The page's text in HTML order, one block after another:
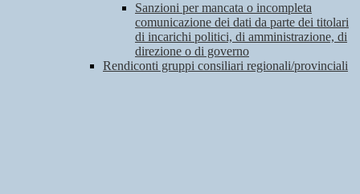
Sanzioni per mancata o incompleta
comunicazione dei dati da parte dei titolari
di incarichi politici, di amministrazione, di
direzione o di governo
Rendiconti gruppi consiliari regionali/provinciali